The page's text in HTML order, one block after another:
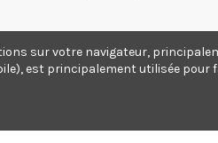
sur votre navigateur,
est principalement utilisée pour